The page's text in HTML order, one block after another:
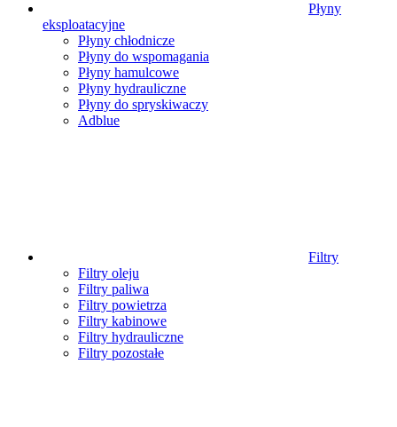
Płyny
eksploatacyjne
Płyny chłodnicze
Płyny do wspomagania
Płyny hamulcowe
Płyny hydrauliczne
Płyny do spryskiwaczy
Adblue
Filtry
Filtry oleju
Filtry paliwa
Filtry powietrza
Filtry kabinowe
Filtry hydrauliczne
Filtry pozostałe